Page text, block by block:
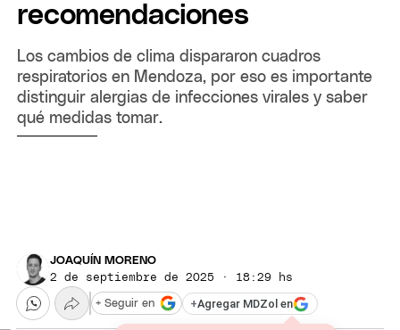
recomendaciones
Los cambios de clima dispararon cuadros
respiratorios en Mendoza, por eso es importante
distinguir alergias de infecciones virales y saber
qué medidas tomar.
JOAQUÍN MORENO
2 de septiembre de 2025 · 18:29 hs
+Agregar MDZol en
+ Seguir en